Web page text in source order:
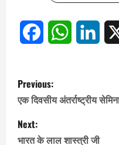
FacebookWhatsApp
P
o
s
Previous:
एक दिवसीय अंतर्राष्ट्रीय
Next:
भारत के लाल शास्त्री जी